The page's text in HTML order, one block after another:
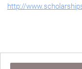
http://